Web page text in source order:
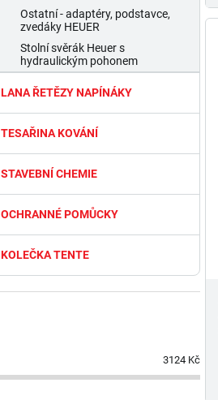
Ostatní - adaptéry, podstavce,
zvedáky HEUER
Stolní svěrák Heuer s
hydraulickým pohonem
LANA ŘETĚZY NAPÍNÁKY
TESAŘINA KOVÁNÍ
STAVEBNÍ CHEMIE
OCHRANNÉ POMŮCKY
KOLEČKA TENTE
3124 Kč